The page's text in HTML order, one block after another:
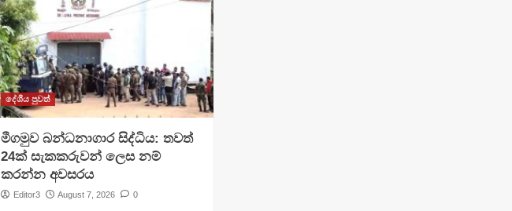
දේශීය පුවත්
මීගමුව බන්ධනාගාර සිද්ධිය: තවත්
24ක් සැකකරුවන් ලෙස නම්
කරන්න අවසරය
Editor3 August 7, 2026 0